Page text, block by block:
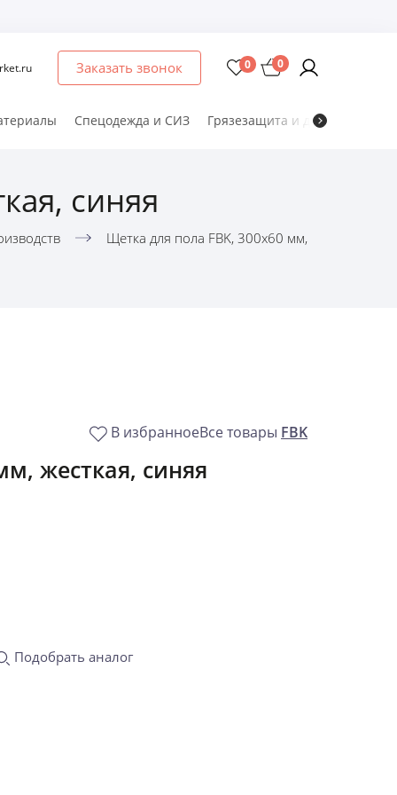
Заказать звонок 0 0
Спецодежда и СИЗ Грязезащита и дезматы
синяя
Щетка для пола FBK, 300х60 мм,
В избранноеВсе товары FBK
жесткая, синяя
Подобрать аналог